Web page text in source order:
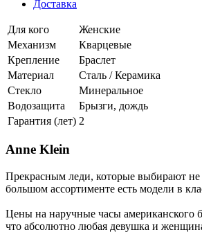
Доставка
Для кого
Женские
Механизм
Кварцевые
Крепление
Браслет
Материал
Сталь / Керамика
Стекло
Минеральное
Водозащита
Брызги, дождь
Гарантия (лет) 2
Anne Klein
Прекрасным леди, которые выбирают не
большом ассортименте есть модели в
Цены на наручные часы американского
что абсолютно любая девушка и